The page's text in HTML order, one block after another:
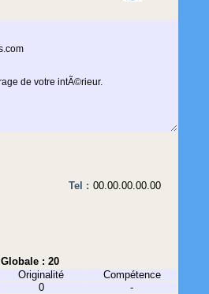
Tel : 00.00.00.00.00
Globale : 20
Originalité
Compétence
0 -